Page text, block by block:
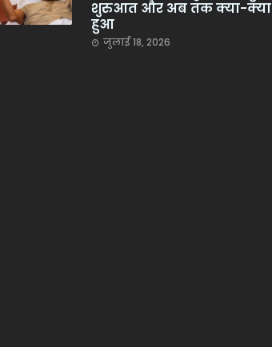
शुरुआत और अब तक क्या-क्या
हुआ
जुलाई 18, 2026